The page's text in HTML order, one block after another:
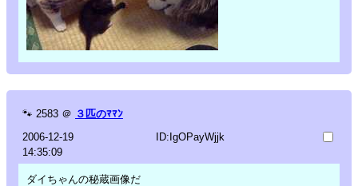
🐾 2583 ＠ ３匹のﾏﾏﾝ
2006-12-19
14:35:09
ID:IgOPayWjjk
ダイちゃんの秘蔵画像だ